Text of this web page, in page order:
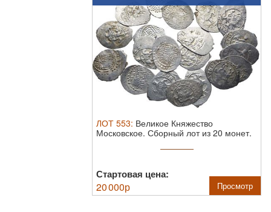
ЛОТ 553: Великое Княжество
Московское. Сборный лот из 20 монет.
Стартовая цена:
20 000р Просмотр